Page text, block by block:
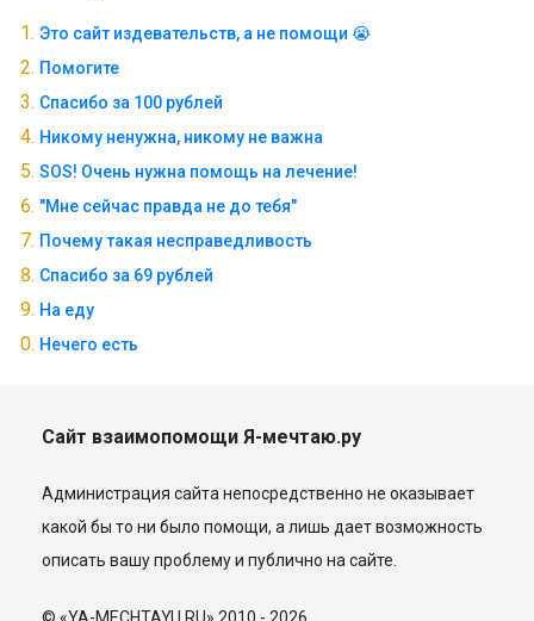
Это сайт издевательств, а не помощи 😭
Помогите
Спасибо за 100 рублей
Никому ненужна, никому не важна
SOS! Очень нужна помощь на лечение!
"Мне сейчас правда не до тебя"
Почему такая несправедливость
Спасибо за 69 рублей
На еду
Нечего есть
Сайт взаимопомощи Я-мечтаю.ру
Администрация сайта непосредственно не оказывает
какой бы то ни было помощи, а лишь дает возможность
описать вашу проблему и публично на сайте.